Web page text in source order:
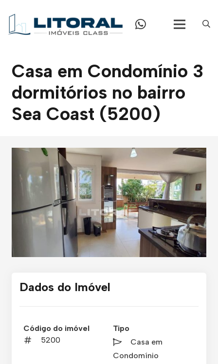
Casa em Condomínio 3
dormitórios no bairro
Sea Coast (5200)
Dados do Imóvel
Código do imóvel
5200
Tipo
Casa em
Condomínio